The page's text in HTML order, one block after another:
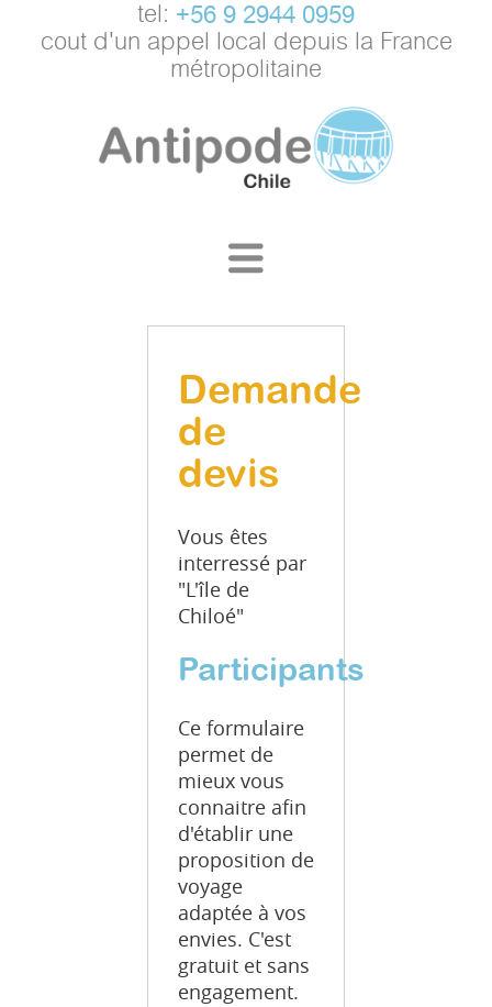
tel: +56 9 2944 0959
cout d'un appel local depuis la France
métropolitaine
Demande
de
devis
Vous êtes
interressé par
"L'île de
Chiloé"
Participants
Ce formulaire
permet de
mieux vous
connaitre afin
d'établir une
proposition de
voyage
adaptée à vos
envies. C'est
gratuit et sans
engagement.